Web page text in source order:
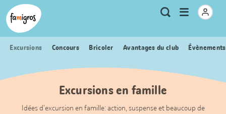
Signets
de
navigation
Header
Logo Métanavigation
RechercheOuvrir
Excursions Concours Bricoler Avantages du club
Excursions en famille
Idées d’excursion en famille: action, suspense et beaucoup de